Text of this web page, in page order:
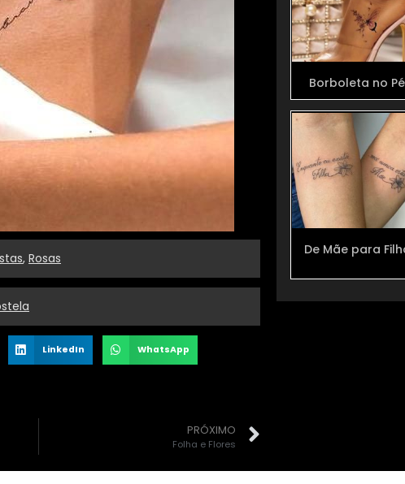
, Rosas
LinkedIn WhatsApp
PRÓXIMO
Folha e Flores
Borboleta no Pé
De Mãe para